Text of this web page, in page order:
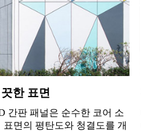
한 표면
간판 패널은 순수한 코어 소
표면의 평탄도와 청결도를 개